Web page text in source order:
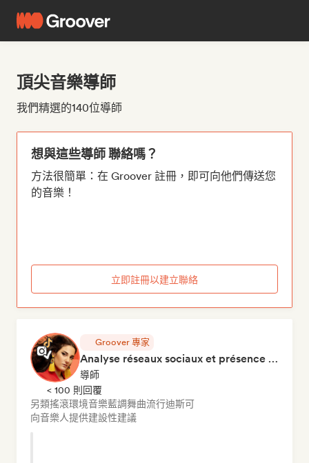
頂尖音樂導師
我們精選的140位導師
想與這些導師 聯絡嗎？
方法很簡單：在 Groover 註冊，即可向他們傳送您
的音樂！
立即註冊以建立聯絡
Groover 專家
Analyse réseaux sociaux et présence en ligne
導師
< 100 則回覆
另類搖滾環境音樂藍調舞曲流行迪斯可
向音樂人提供建設性建議